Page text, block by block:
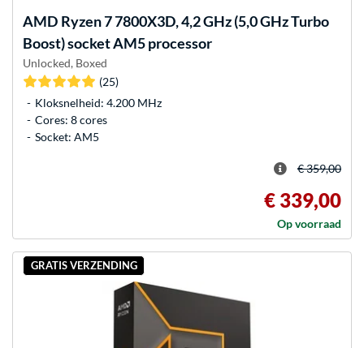
AMD Ryzen 7 7800X3D, 4,2 GHz (5,0 GHz Turbo
Boost) socket AM5 processor
Unlocked, Boxed
(25)
Kloksnelheid: 4.200 MHz
Cores: 8 cores
Socket: AM5
€ 359,00
€ 339,00
Op voorraad
GRATIS VERZENDING